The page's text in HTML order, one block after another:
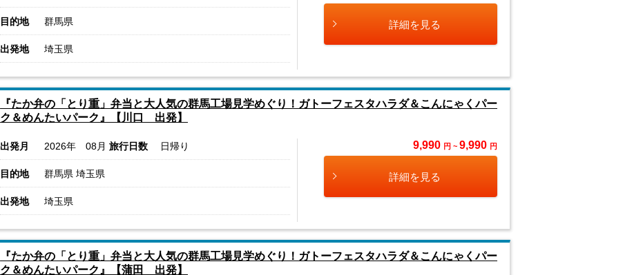
目的地 群馬県
出発地 埼玉県
詳細を見る
『たか弁の「とり重」弁当と大人気の群馬工場見学めぐり！ガトーフェスタハラダ＆こんにゃくパー
ク＆めんたいパーク』【川口 出発】
出発月 2026年 08月 旅行日数 日帰り
目的地 群馬県 埼玉県
出発地 埼玉県
9,990 円 ~ 9,990 円
詳細を見る
『たか弁の「とり重」弁当と大人気の群馬工場見学めぐり！ガトーフェスタハラダ＆こんにゃくパー
ク＆めんたいパーク』【蒲田 出発】